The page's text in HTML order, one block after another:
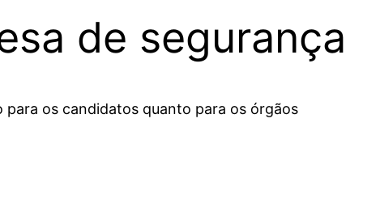
de segurança
os candidatos quanto para os órgãos